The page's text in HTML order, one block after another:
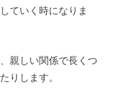
ていく時になりま
親しい関係で長くつ
りします。